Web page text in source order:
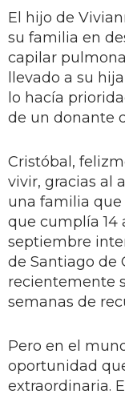
El hijo de
su familia en
capilar
llevado a su
lo hacía
de un donante
Cristóbal,
vivir, gracias al
una familia que
que cumplía 14
septiembre
de Santiago de
recientemente
semanas de
Pero en el
oportunidad
extraordinaria.